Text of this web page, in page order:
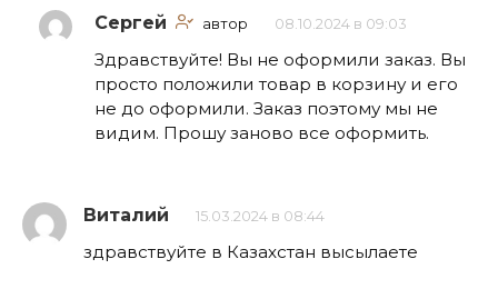
Сергей автор 08.10.2024 в 09:03
Здравствуйте! Вы не оформили заказ. Вы
просто положили товар в корзину и его
не до оформили. Заказ поэтому мы не
видим. Прошу заново все оформить.
Виталий 15.03.2024 в 08:44
здравствуйте в Казахстан высылаете